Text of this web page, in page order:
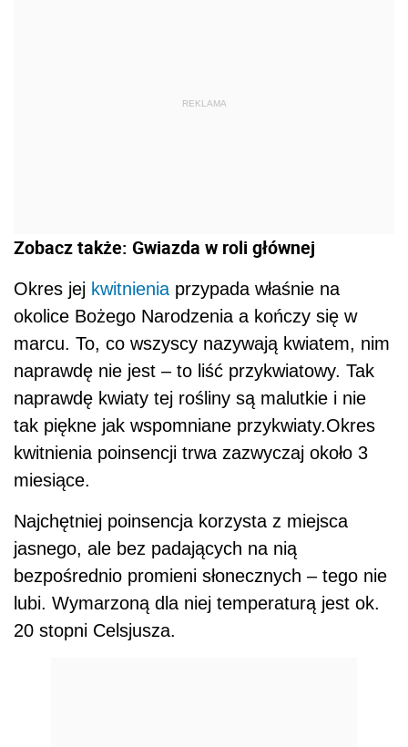
REKLAMA
Zobacz także: Gwiazda w roli głównej
Okres jej kwitnienia przypada właśnie na
okolice Bożego Narodzenia a kończy się w
marcu. To, co wszyscy nazywają kwiatem, nim
naprawdę nie jest – to liść przykwiatowy. Tak
naprawdę kwiaty tej rośliny są malutkie i nie
tak piękne jak wspomniane przykwiaty.Okres
kwitnienia poinsencji trwa zazwyczaj około 3
miesiące.
Najchętniej poinsencja korzysta z miejsca
jasnego, ale bez padających na nią
bezpośrednio promieni słonecznych – tego nie
lubi. Wymarzoną dla niej temperaturą jest ok.
20 stopni Celsjusza.